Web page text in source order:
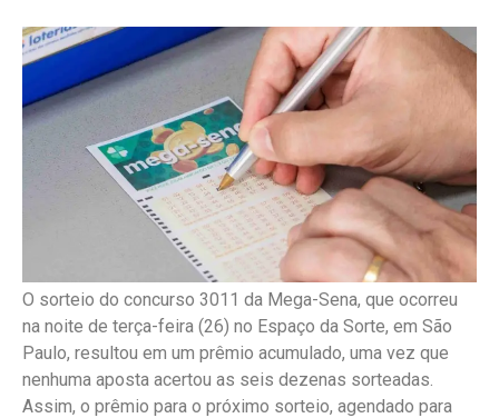
O sorteio do concurso 3011 da Mega-Sena, que ocorreu
na noite de terça-feira (26) no Espaço da Sorte, em São
Paulo, resultou em um prêmio acumulado, uma vez que
nenhuma aposta acertou as seis dezenas sorteadas.
Assim, o prêmio para o próximo sorteio, agendado para